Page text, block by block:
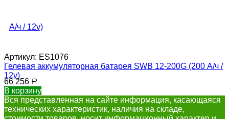
Артикул: ES1076
Гелевая аккумуляторная батарея SWB 12-200G (200 А/ч /
12v)
66 256 Р
В корзину
Вся представленная на сайте информация, касающаяся
технических характеристик, наличия на складе,